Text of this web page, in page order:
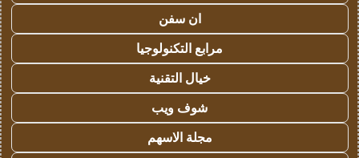
ان سفن
مرابع التكنولوجيا
خيال التقنية
شوف ويب
مجلة الاسهم